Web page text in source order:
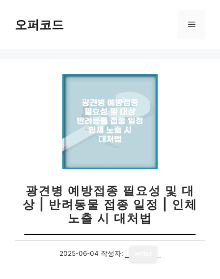
오퍼코드 메
광견병 예방접종 필요성 및 대
상 | 반려동물 접종 일정 | 인체
노출 시 대처법
2025-06-04 작성자: